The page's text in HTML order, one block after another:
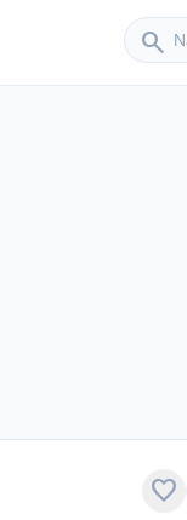
search
Sender
favorite